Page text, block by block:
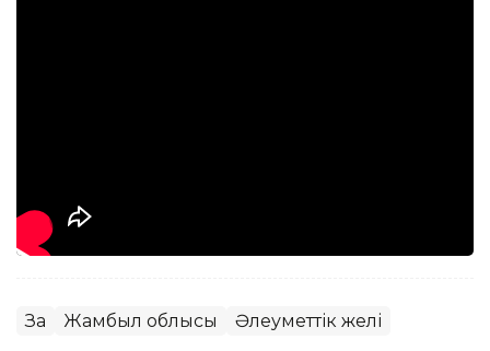
Заң Жамбыл облысы Әлеуметтік желі